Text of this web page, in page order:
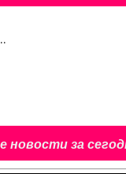
новости за